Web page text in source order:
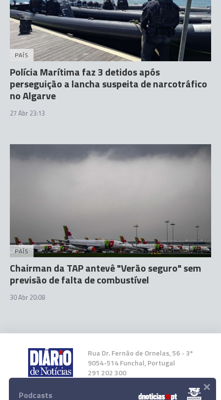
PAÍS
Polícia Marítima faz 3 detidos após
perseguição a lancha suspeita de narcotráfico
no Algarve
27 Abr 23:13
PAÍS
Chairman da TAP antevê "Verão seguro" sem
previsão de falta de combustível
30 Abr 20:08
Rua Dr. Fernão de Ornelas, 56 - 3º
9054-514 Funchal, Portugal
291 202 300
Instale a nossa App
Podcasts ×